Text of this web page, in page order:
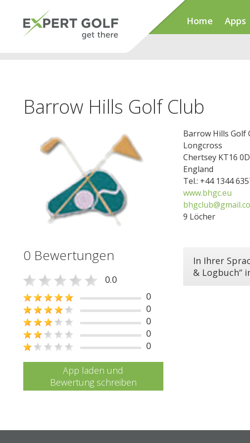
Home Apps
Barrow Hills Golf Club
Barrow Hills Golf
Longcross
Chertsey KT16
England
Tel.: +44 1344
www.bhgc.eu
9 Löcher
0 Bewertungen
0.0
0
0
0
0
0
App laden und
Bewertung schreiben
In Ihrer
& Logbuch“